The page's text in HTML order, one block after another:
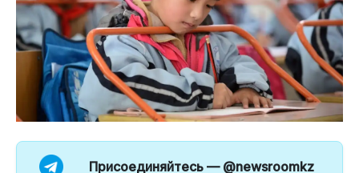
Присоединяйтесь — @newsroomkz